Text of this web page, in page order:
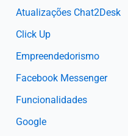
Atualizações Chat2Desk
Click Up
Empreendedorismo
Facebook Messenger
Funcionalidades
Google